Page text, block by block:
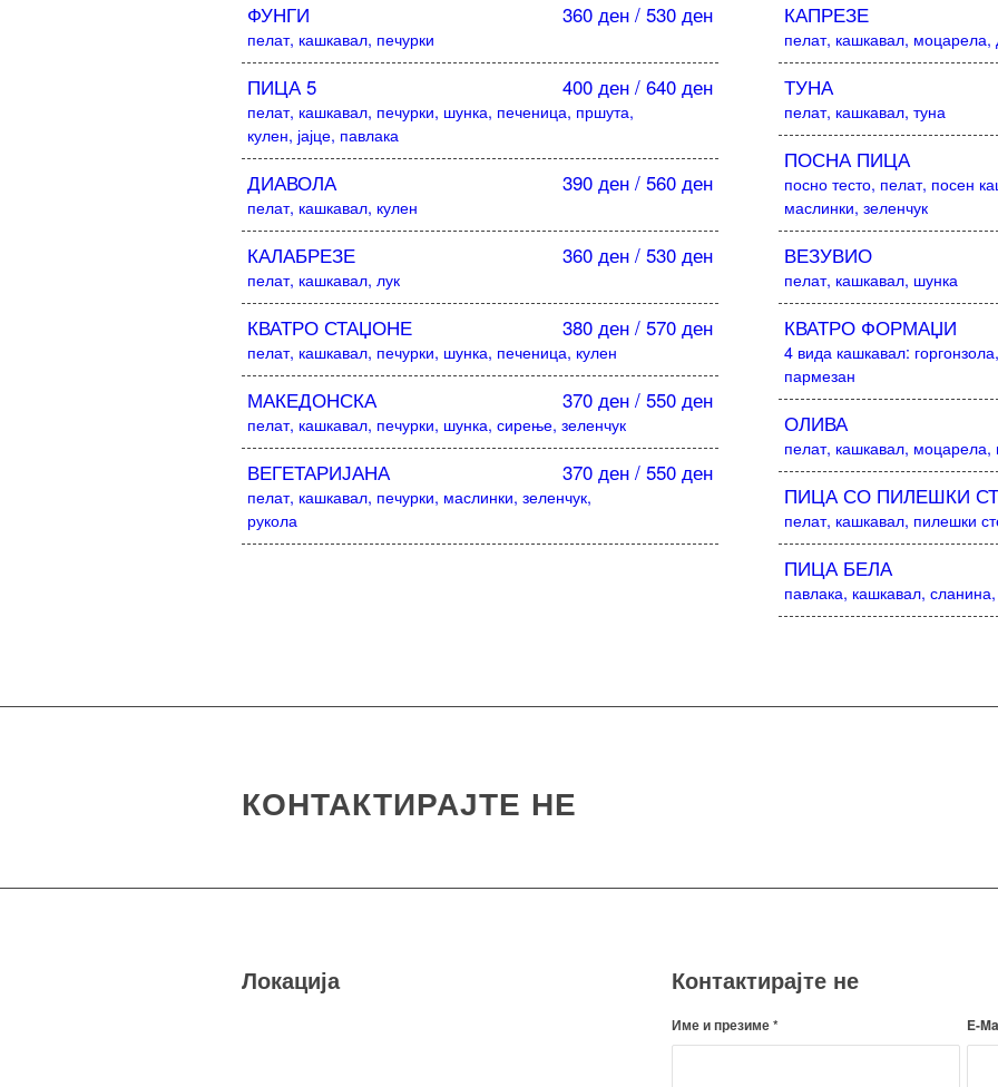
ФУНГИ 360 ден / 530 ден
пелат, кашкавал, печурки
ПИЦА 5 400 ден / 640 ден
пелат, кашкавал, печурки, шунка, печеница, пршута,
кулен, јајце, павлака
ДИАВОЛА 390 ден / 560 ден
пелат, кашкавал, кулен
КАЛАБРЕЗЕ 360 ден / 530 ден
пелат, кашкавал, лук
КВАТРО СТАЏОНЕ 380 ден / 570 ден
пелат, кашкавал, печурки, шунка, печеница, кулен
МАКЕДОНСКА 370 ден / 550 ден
пелат, кашкавал, печурки, шунка, сирење, зеленчук
ВЕГЕТАРИЈАНА 370 ден / 550 ден
пелат, кашкавал, печурки, маслинки, зеленчук,
рукола
КАПРЕЗЕ
пелат, кашкавал, моцарела,
ТУНА
пелат, кашкавал, туна
ПОСНА ПИЦА
посно тесто, пелат, посен
маслинки, зеленчук
ВЕЗУВИО
пелат, кашкавал, шунка
КВАТРО ФОРМАЏИ
4 вида кашкавал:
пармезан
ОЛИВА
пелат, кашкавал, моцарела,
ПИЦА СО ПИЛЕШКИ
пелат, кашкавал, пилешки
ПИЦА БЕЛА
павлака, кашкавал,
КОНТАКТИРАЈТЕ НЕ
Локација Контактирајте не
Име и презиме* E-